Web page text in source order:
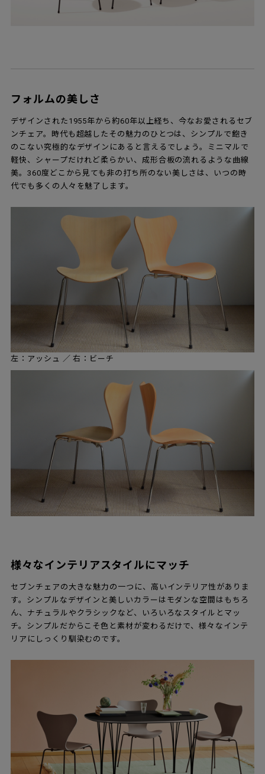
フォルムの美しさ
デザインされた1955年から約60年以上経ち、今なお愛されるセブ
ンチェア。時代も超越したその魅力のひとつは、シンプルで飽き
のこない究極的なデザインにあると言えるでしょう。ミニマルで
軽快、シャープだけれど柔らかい、成形合板の流れるような曲線
美。360度どこから見ても非の打ち所のない美しさは、いつの時
代でも多くの人々を魅了します。
左：アッシュ ／ 右：ビーチ
様々なインテリアスタイルにマッチ
セブンチェアの大きな魅力の一つに、高いインテリア性がありま
す。シンプルなデザインと美しいカラーはモダンな空間はもちろ
ん、ナチュラルやクラシックなど、いろいろなスタイルとマッ
チ。シンプルだからこそ色と素材が変わるだけで、様々なインテ
リアにしっくり馴染むのです。